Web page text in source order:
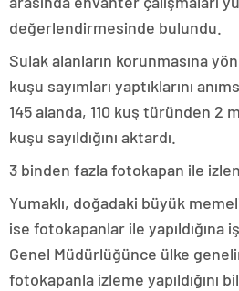
değerlendirmesinde bulundu.
Sulak alanların korunmasına
kuşu sayımları yaptıklarını
145 alanda, 110 kuş türünden 2
kuşu sayıldığını aktardı.
3 binden fazla fotokapan ile
Yumaklı, doğadaki büyük
ise fotokapanlar ile yapıldığına
Genel Müdürlüğünce ülke
fotokapanla izleme yapıldığını